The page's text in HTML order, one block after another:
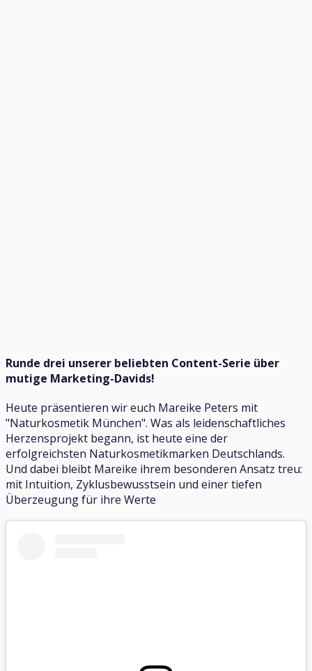
Runde drei unserer beliebten Content-Serie über
mutige Marketing-Davids!
Heute präsentieren wir euch Mareike Peters mit
"Naturkosmetik München". Was als leidenschaftliches
Herzensprojekt begann, ist heute eine der
erfolgreichsten Naturkosmetikmarken Deutschlands.
Und dabei bleibt Mareike ihrem besonderen Ansatz treu:
mit Intuition, Zyklusbewusstsein und einer tiefen
Überzeugung für ihre Werte